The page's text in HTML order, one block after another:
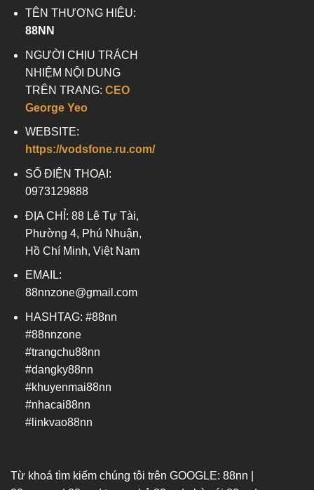
TÊN THƯƠNG HIỆU:
88NN
NGƯỜI CHỊU TRÁCH
NHIỆM NỘI DUNG
TRÊN TRANG: CEO
George Yeo
WEBSITE:
https://vodsfone.ru.com/
SỐ ĐIỆN THOẠI:
0973129888
ĐỊA CHỈ: 88 Lê Tự Tài,
Phường 4, Phú Nhuận,
Hồ Chí Minh, Việt Nam
EMAIL:
88nnzone@gmail.com
HASHTAG: #88nn
#88nnzone
#trangchu88nn
#dangky88nn
#khuyenmai88nn
#nhacai88nn
#linkvao88nn
Từ khoá tìm kiếm chúng tôi trên GOOGLE: 88nn |